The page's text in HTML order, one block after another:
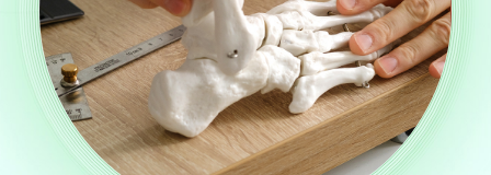
Восстановление костей
при переломе методом
остеосинтеза